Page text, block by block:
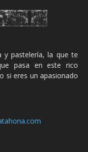
y pastelería, la que te
pasa en este rico
si eres un apasionado